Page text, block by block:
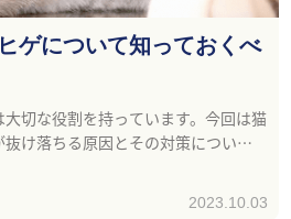
ゲについて知っておくべ
切な役割を持っています。今回は猫
け落ちる原因とその対策について
2023.10.03